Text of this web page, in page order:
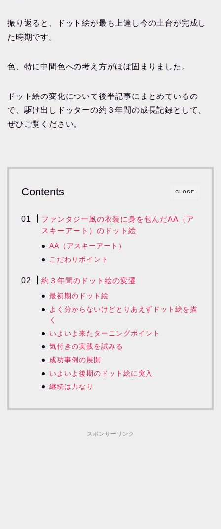
振り返ると、ドット絵が最も上達し今の土台が完成し
た時期です。
色、特に中間色への考え方がほぼ固まりました。
ドット絵の変化について後半記事にまとめているの
で、駆け出しドッターの約３年間の成長記録として、
ぜひご覧ください。
CLOSE
Contents
ファンタジー風の衣装に身を包んだAA（ア
スキーアート）のドット絵
AA（アスキーアート）
こだわりポイント
約３年間のドット絵の変遷
最初期のドット絵
よく分からないけどとりあえずドット絵を描
く
いよいよ来たターニングポイント
気付きの実践を試みる
成功事例の展開
いよいよ後期のドット絵に突入
継続は力なり
スポンサーリンク